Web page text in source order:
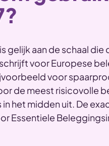
gelijk aan de schaal
voor Europese
voor
de meest risicovolle
het midden uit. De
Essentiele